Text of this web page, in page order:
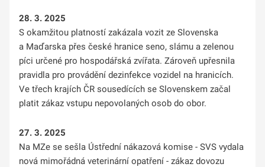
28. 3. 2025
S okamžitou platností zakázala vozit ze Slovenska
a Maďarska přes české hranice seno, slámu a zelenou
píci určené pro hospodářská zvířata. Zároveň upřesnila
pravidla pro provádění dezinfekce vozidel na hranicích.
Ve třech krajích ČR sousedících se Slovenskem začal
platit zákaz vstupu nepovolaných osob do obor.
27. 3. 2025
Na MZe se sešla Ústřední nákazová komise - SVS vydala
nová mimořádná veterinární opatření - zákaz dovozu